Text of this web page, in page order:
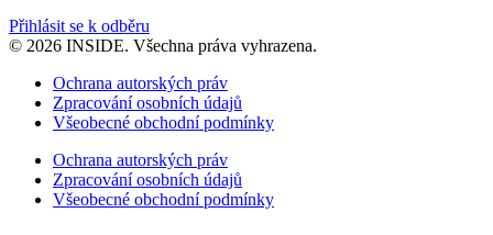
Přihlásit se k odběru
© 2026 INSIDE. Všechna práva vyhrazena.
Ochrana autorských práv
Zpracování osobních údajů
Všeobecné obchodní podmínky
Ochrana autorských práv
Zpracování osobních údajů
Všeobecné obchodní podmínky